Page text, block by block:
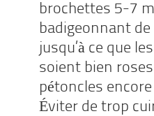
brochettes 5-7
badigeonnant de
jusqu’à ce que
soient bien
pétoncles
Éviter de trop